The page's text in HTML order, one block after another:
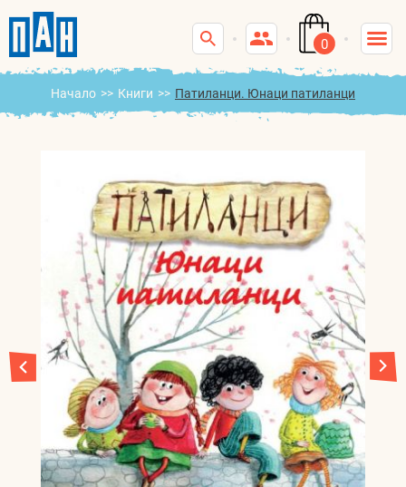
0
Начало >> Книги >> Патиланци. Юнаци патиланци